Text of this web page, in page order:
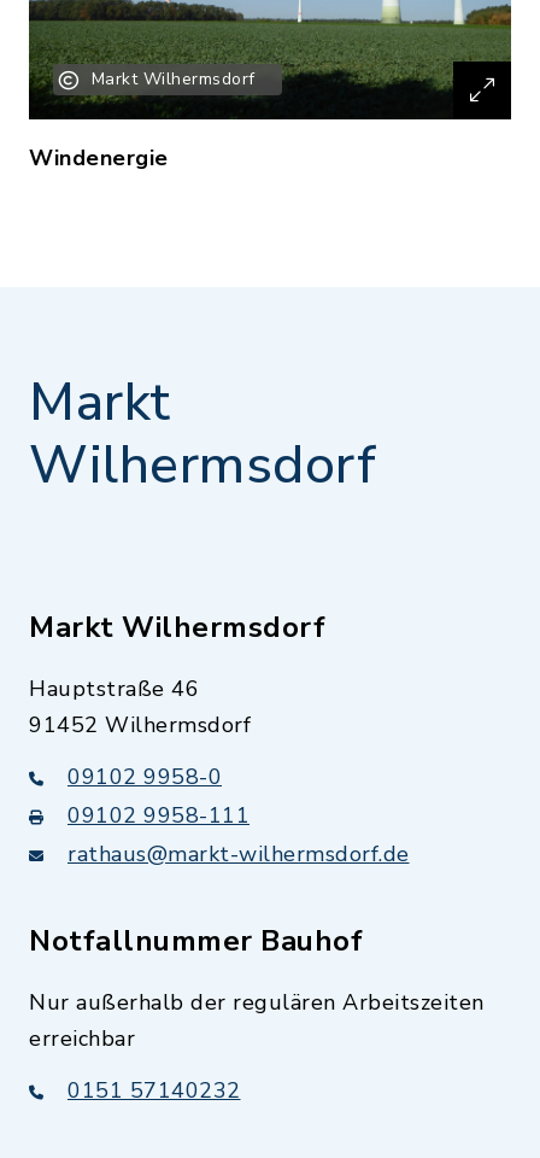
Markt Wilhermsdorf
Windenergie
Markt
Wilhermsdorf
Markt Wilhermsdorf
Hauptstraße 46
91452 Wilhermsdorf
09102 9958-0
09102 9958-111
rathaus@markt-wilhermsdorf.de
Notfallnummer Bauhof
Nur außerhalb der regulären Arbeitszeiten
erreichbar
0151 57140232